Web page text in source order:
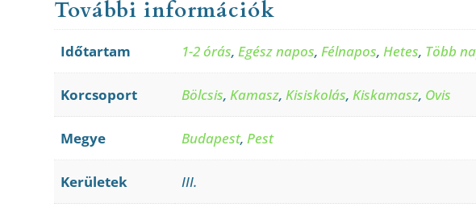
További információk
Időtartam 1-2 órás, Egész napos, Félnapos, Hetes, Több
Korcsoport Bölcsis, Kamasz, Kisiskolás, Kiskamasz, Ovis
Megye Budapest, Pest
Kerületek III.